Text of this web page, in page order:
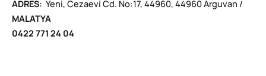
ADRES: Yeni, Cezaevi Cd. No:17, 44960, 44960 Arguvan /
MALATYA
0422 771 24 04